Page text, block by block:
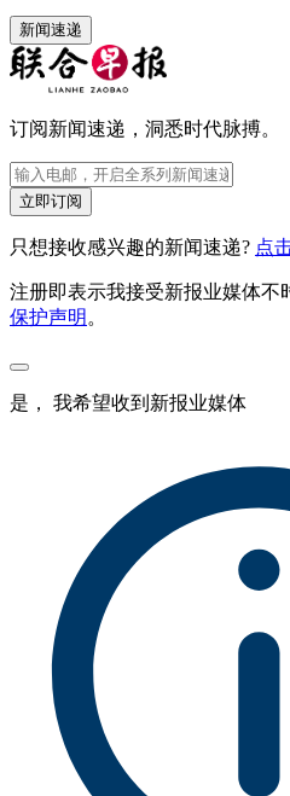
新闻速递
订阅新闻速递，洞悉时代脉搏。
立即订阅
只想接收感兴趣的新闻速递? 点
注册即表示我接受新报业媒体不
保护声明 。
是， 我希望收到新报业媒体